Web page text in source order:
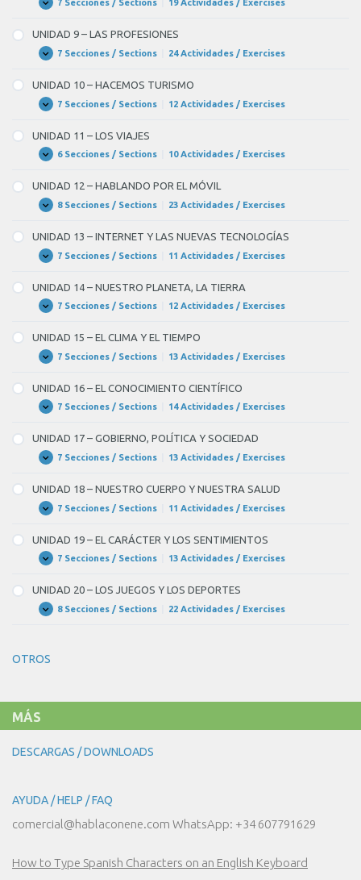
EMPRESAS
Expandir
UNIDAD
–
BUSCANDO
EMPLEO
7 Secciones / Sections 19 Actividades / Exercises
UNIDAD 9 – LAS PROFESIONES
Expandir
UNIDAD
–
LAS
PROFESIONES
7 Secciones / Sections 24 Actividades / Exercises
UNIDAD 10 – HACEMOS TURISMO
Expandir
UNIDAD
–
HACEMOS
TURISMO
7 Secciones / Sections 12 Actividades / Exercises
UNIDAD 11 – LOS VIAJES
Expandir
UNIDAD
–
LOS
VIAJES
6 Secciones / Sections 10 Actividades / Exercises
UNIDAD 12 – HABLANDO POR EL MÓVIL
Expandir
UNIDAD
–
HABLANDO
POR
EL
8 Secciones / Sections 23 Actividades / Exercises
UNIDAD 13 – INTERNET Y LAS NUEVAS TECNOLOGÍAS
Expandir
UNIDAD
–
INTERNET
Y
LAS
TECNOLOGÍAS
7 Secciones / Sections 11 Actividades / Exercises
UNIDAD 14 – NUESTRO PLANETA, LA TIERRA
Expandir
UNIDAD
–
NUESTRO
PLANETA,
LA
7 Secciones / Sections 12 Actividades / Exercises
UNIDAD 15 – EL CLIMA Y EL TIEMPO
Expandir
UNIDAD
–
EL
CLIMA
TIEMPO
7 Secciones / Sections 13 Actividades / Exercises
UNIDAD 16 – EL CONOCIMIENTO CIENTÍFICO
Expandir
UNIDAD
–
EL
CONOCIMIENTO
CIENTÍFICO
7 Secciones / Sections 14 Actividades / Exercises
UNIDAD 17 – GOBIERNO, POLÍTICA Y SOCIEDAD
Expandir
UNIDAD
–
GOBIERNO,
POLÍTICA
Y
7 Secciones / Sections 13 Actividades / Exercises
UNIDAD 18 – NUESTRO CUERPO Y NUESTRA SALUD
Expandir
UNIDAD
–
NUESTRO
CUERPO
Y
SALUD
7 Secciones / Sections 11 Actividades / Exercises
UNIDAD 19 – EL CARÁCTER Y LOS SENTIMIENTOS
Expandir
UNIDAD
–
EL
CARÁCTER
Y
7 Secciones / Sections 13 Actividades / Exercises
UNIDAD 20 – LOS JUEGOS Y LOS DEPORTES
Expandir
UNIDAD
JUEGOS
8 Secciones / Sections 22 Actividades / Exercises
OTROS
MÁS
DESCARGAS / DOWNLOADS
AYUDA / HELP / FAQ
comercial@hablaconene.com WhatsApp: +34 607791629
How to Type Spanish Characters on an English Keyboard